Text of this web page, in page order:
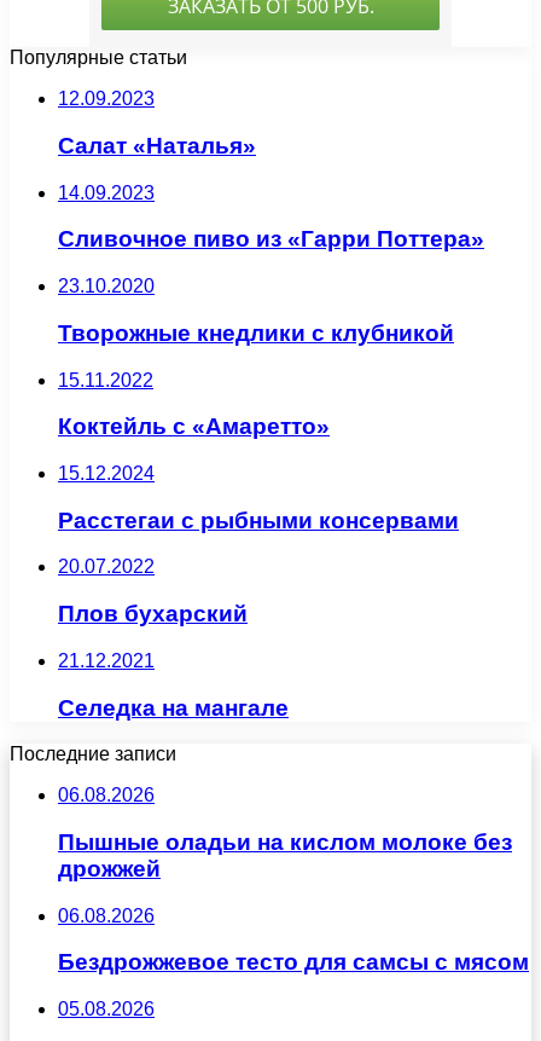
Популярные статьи
12.09.2023
Салат «Наталья»
14.09.2023
Сливочное пиво из «Гарри Поттера»
23.10.2020
Творожные кнедлики с клубникой
15.11.2022
Коктейль с «Амаретто»
15.12.2024
Расстегаи с рыбными консервами
20.07.2022
Плов бухарский
21.12.2021
Селедка на мангале
Последние записи
06.08.2026
Пышные оладьи на кислом молоке без
дрожжей
06.08.2026
Бездрожжевое тесто для самсы с мясом
05.08.2026